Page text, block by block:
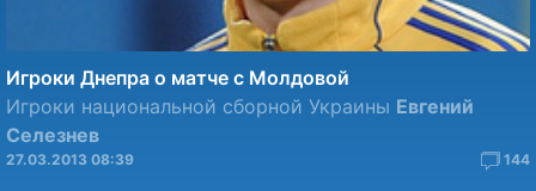
Игроки Днепра о матче с Молдовой
Игроки национальной сборной Украины Евгений
Селезнев
27.03.2013 08:39 144